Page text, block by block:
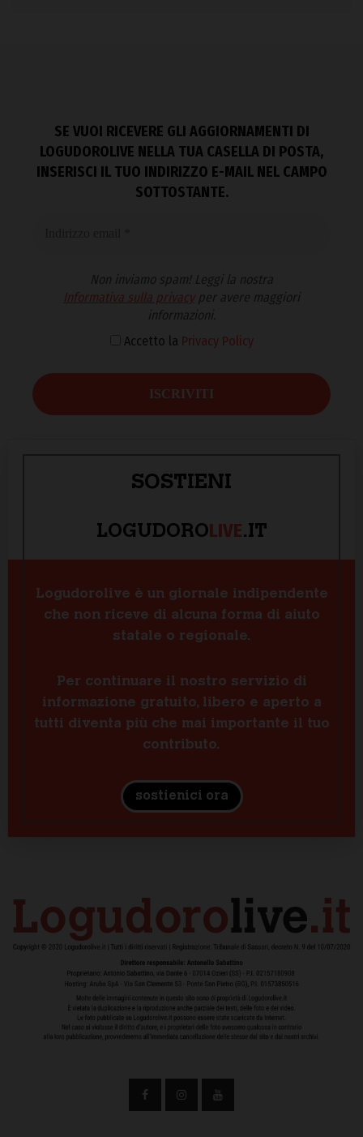
SE VUOI RICEVERE GLI AGGIORNAMENTI DI
LOGUDOROLIVE NELLA TUA CASELLA DI POSTA,
INSERISCI IL TUO INDIRIZZO E-MAIL NEL CAMPO
SOTTOSTANTE.
Non inviamo spam! Leggi la nostra
Informativa sulla privacyper avere maggiori
informazioni.
Accetto la Privacy Policy
SOSTIENI
LOGUDOROLIVE.IT
Logudorolive è un giornale indipendente
che non riceve di alcuna forma di aiuto
statale o regionale.
Per continuare il nostro servizio di
informazione gratuito, libero e aperto a
tutti diventa più che mai importante il tuo
contributo.
sostienici ora